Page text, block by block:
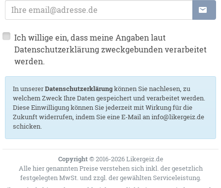
E-Mail-Adresse:
Ich willige ein, dass meine Angaben laut
Datenschutzerklärung zweckgebunden verarbeitet
werden.
In unsererDatenschutzerklärungkönnen Sie nachlesen, zu
welchem Zweck Ihre Daten gespeichert und verarbeitet werden.
Diese Einwilligung können Sie jederzeit mit Wirkung für die
Zukunft widerrufen, indem Sie eine E-Mail an info@likergeiz.de
schicken.
Copyright© 2016-2026 Likergeiz.de
Alle hier genannten Preise verstehen sich inkl. der gesetzlich
festgelegten MwSt. und zzgl. der gewählten Serviceleistung.